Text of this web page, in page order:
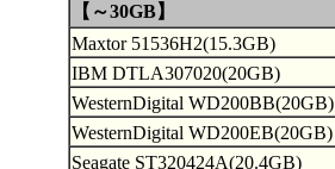
【～30GB】
Maxtor 51536H2(15.3GB)
IBM DTLA307020(20GB)
WesternDigital WD200BB(20GB)
WesternDigital WD200EB(20GB)
Seagate ST320424A(20.4GB)